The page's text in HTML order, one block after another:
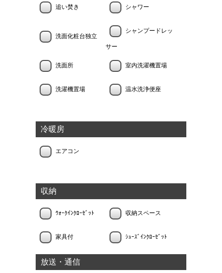
追い焚き シャワー
洗面化粧台独立
シャンプードレッ
サー
洗面所 室内洗濯機置場
洗濯機置場 温水洗浄便座
冷暖房
エアコン
収納
ｳｫｰｸｲﾝｸﾛｰｾﾞｯﾄ 収納スペース
家具付 ｼｭｰｽﾞｲﾝｸﾛｰｾﾞｯﾄ
放送・通信